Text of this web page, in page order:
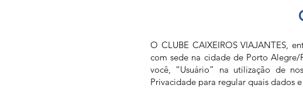
O CLUBE CAIXEIROS VIAJANTES,
com sede na cidade de Porto Alegre/
você, “Usuário” na utilização de
Privacidade para regular quais dados